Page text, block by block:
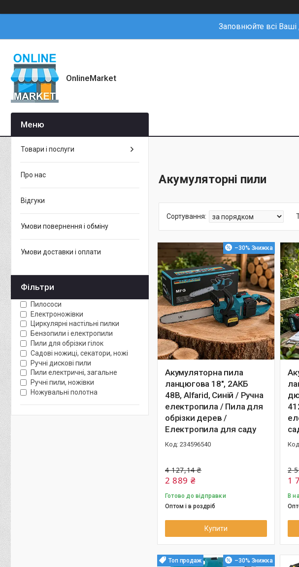
Заповнюйте всі Ваші
OnlineMarket
Акумуляторні пили
–30%
Акумуляторна пила
ланцюгова 18", 2АКБ
48В, Alfarid, Синій / Ручна
електропила / Пила для
обрізки дерев /
Електропила для саду
234596540
4 127,14 ₴
2 889 ₴
Готово до відправки
Оптом і в роздріб
Купити
2
1
В
Топ продаж –30%
Товари і послуги
Про нас
Відгуки
Умови повернення і обміну
Умови доставки і оплати
Фільтри
Пилососи
Електроножівки
Циркулярні настільні пилки
Бензопили і електропили
Пили для обрізки гілок
Садові ножиці, секатори, ножі
Ручні дискові пили
Пили електричні, загальне
Ручні пили, ножівки
Ножувальні полотна